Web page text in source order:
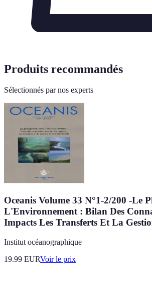
Produits recommandés
Sélectionnés par nos experts
Oceanis Volume 33 N°1-2/200 -Le
L'Environnement : Bilan Des
Impacts Les Transferts Et La
Institut océanographique
19.99 EURVoir le prix